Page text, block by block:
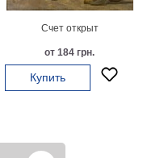
Счет открыт
от 184 грн.
Купить